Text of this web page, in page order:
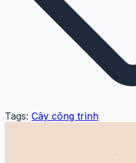
Tags: Cây công trình